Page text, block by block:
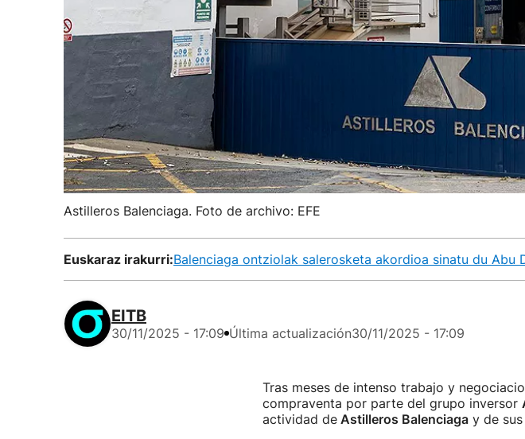
Astilleros Balenciaga. Foto de archivo: EFE
Euskaraz irakurri:Balenciaga ontziolak salerosketa akordioa sinatu du Abu
EITB
30/11/2025 - 17:09 Última actualización30/11/2025 - 17:09
Tras meses de intenso trabajo y
compraventa por parte del grupo inversor
actividad deAstilleros Balenciagay de sus